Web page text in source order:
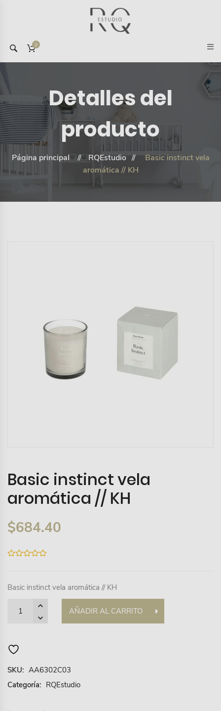
0
Detalles del
producto
Página principal RQEstudio
Basic instinct vela
aromática // KH
Basic instinct vela
aromática // KH
$684.40
5
Basic instinct vela aromática // KH
AÑADIR AL CARRITO
SKU: AA6302C03
Categoría: RQEstudio